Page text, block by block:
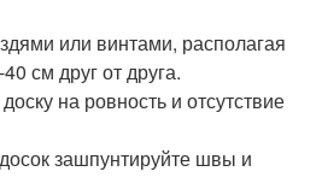
или винтами, располагая
см друг от друга.
на ровность и отсутствие
зашпунтируйте швы и